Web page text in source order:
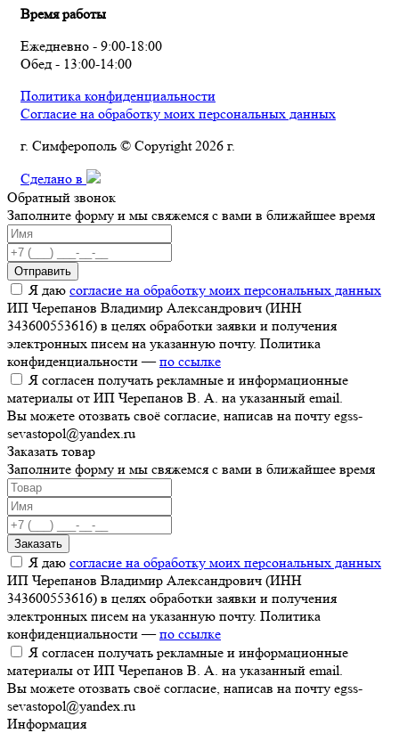
Время работы
Ежедневно - 9:00-18:00
Обед - 13:00-14:00
Политика конфиденциальности
Согласие на обработку моих персональных данных
г. Симферополь © Copyright 2026 г.
Сделано в
Обратный звонок
Заполните форму и мы свяжемся с вами в ближайшее время
Отправить
Я даю согласие на обработку моих персональных данных
ИП Черепанов Владимир Александрович (ИНН
343600553616) в целях обработки заявки и получения
электронных писем на указанную почту. Политика
конфиденциальности —по ссылке
Я согласен получать рекламные и информационные
материалы от ИП Черепанов В. А. на указанный email.
Вы можете отозвать своё согласие, написав на почту egss-
sevastopol@yandex.ru
Заказать товар
Заполните форму и мы свяжемся с вами в ближайшее время
Заказать
Я даю согласие на обработку моих персональных данных
ИП Черепанов Владимир Александрович (ИНН
343600553616) в целях обработки заявки и получения
электронных писем на указанную почту. Политика
конфиденциальности —по ссылке
Я согласен получать рекламные и информационные
материалы от ИП Черепанов В. А. на указанный email.
Вы можете отозвать своё согласие, написав на почту egss-
sevastopol@yandex.ru
Информация